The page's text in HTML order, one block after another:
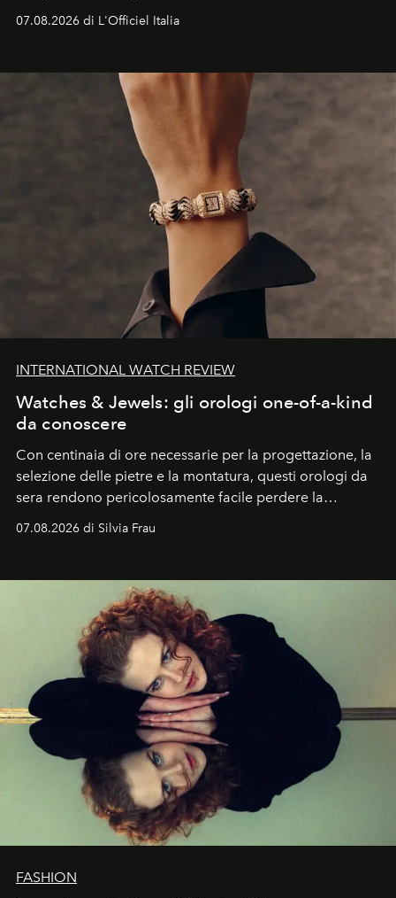
07.08.2026 di L'Officiel Italia
INTERNATIONAL WATCH REVIEW
Watches & Jewels: gli orologi one-of-a-kind
da conoscere
Con centinaia di ore necessarie per la progettazione, la
selezione delle pietre e la montatura, questi orologi da
sera rendono pericolosamente facile perdere la
cognizione del tempo. Ma con quadranti così
07.08.2026 di Silvia Frau
FASHION